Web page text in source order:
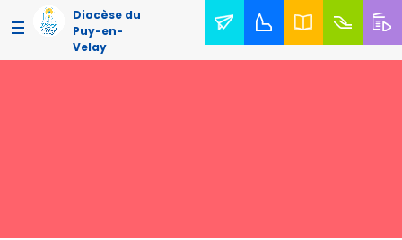
Diocèse du
Puy-en-
Velay